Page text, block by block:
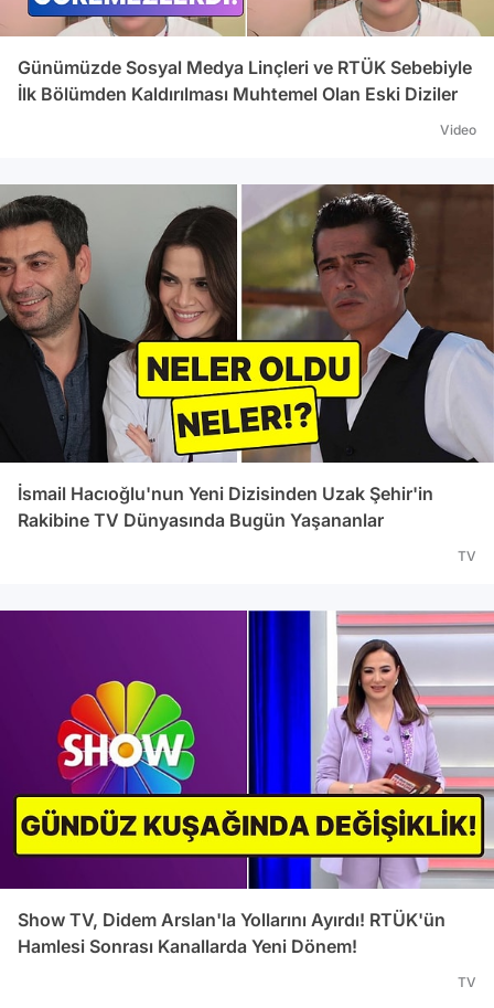
Günümüzde Sosyal Medya Linçleri ve RTÜK Sebebiyle
İlk Bölümden Kaldırılması Muhtemel Olan Eski Diziler
Video
İsmail Hacıoğlu'nun Yeni Dizisinden Uzak Şehir'in
Rakibine TV Dünyasında Bugün Yaşananlar
TV
Show TV, Didem Arslan'la Yollarını Ayırdı! RTÜK'ün
Hamlesi Sonrası Kanallarda Yeni Dönem!
TV